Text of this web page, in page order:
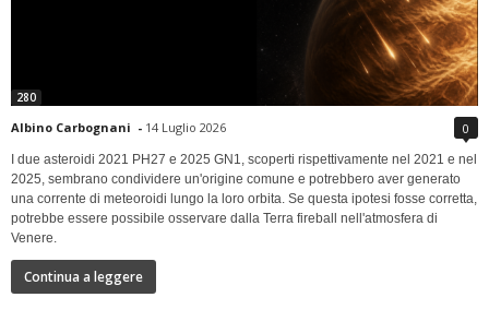
280
Albino Carbognani - 14 Luglio 2026 0
I due asteroidi 2021 PH27 e 2025 GN1, scoperti rispettivamente nel 2021 e nel
2025, sembrano condividere un'origine comune e potrebbero aver generato
una corrente di meteoroidi lungo la loro orbita. Se questa ipotesi fosse corretta,
potrebbe essere possibile osservare dalla Terra fireball nell'atmosfera di
Venere.
Continua a leggere